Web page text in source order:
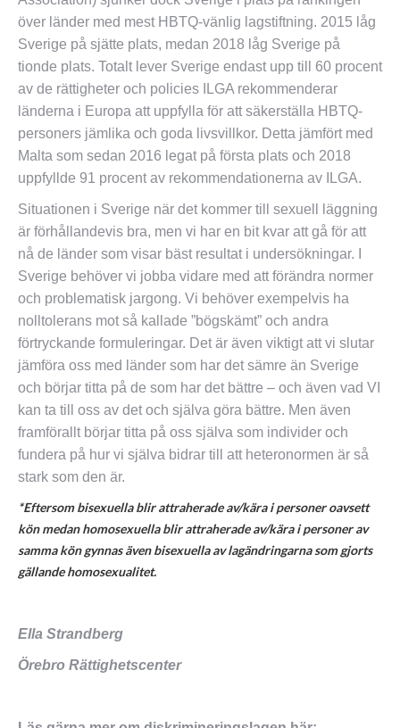
över länder med mest HBTQ-vänlig lagstiftning. 2015 låg
Sverige på sjätte plats, medan 2018 låg Sverige på
tionde plats. Totalt lever Sverige endast upp till 60 procent
av de rättigheter och policies ILGA rekommenderar
länderna i Europa att uppfylla för att säkerställa HBTQ-
personers jämlika och goda livsvillkor. Detta jämfört med
Malta som sedan 2016 legat på första plats och 2018
uppfyllde 91 procent av rekommendationerna av ILGA.
Situationen i Sverige när det kommer till sexuell läggning
är förhållandevis bra, men vi har en bit kvar att gå för att
nå de länder som visar bäst resultat i undersökningar. I
Sverige behöver vi jobba vidare med att förändra normer
och problematisk jargong. Vi behöver exempelvis ha
nolltolerans mot så kallade ”bögskämt” och andra
förtryckande formuleringar. Det är även viktigt att vi slutar
jämföra oss med länder som har det sämre än Sverige
och börjar titta på de som har det bättre – och även vad VI
kan ta till oss av det och själva göra bättre. Men även
framförallt börjar titta på oss själva som individer och
fundera på hur vi själva bidrar till att heteronormen är så
stark som den är.
*Eftersom bisexuella blir attraherade av/kära i personer oavsett
kön medan homosexuella blir attraherade av/kära i personer av
samma kön gynnas även bisexuella av lagändringarna som gjorts
gällande homosexualitet.
Ella Strandberg
Örebro Rättighetscenter